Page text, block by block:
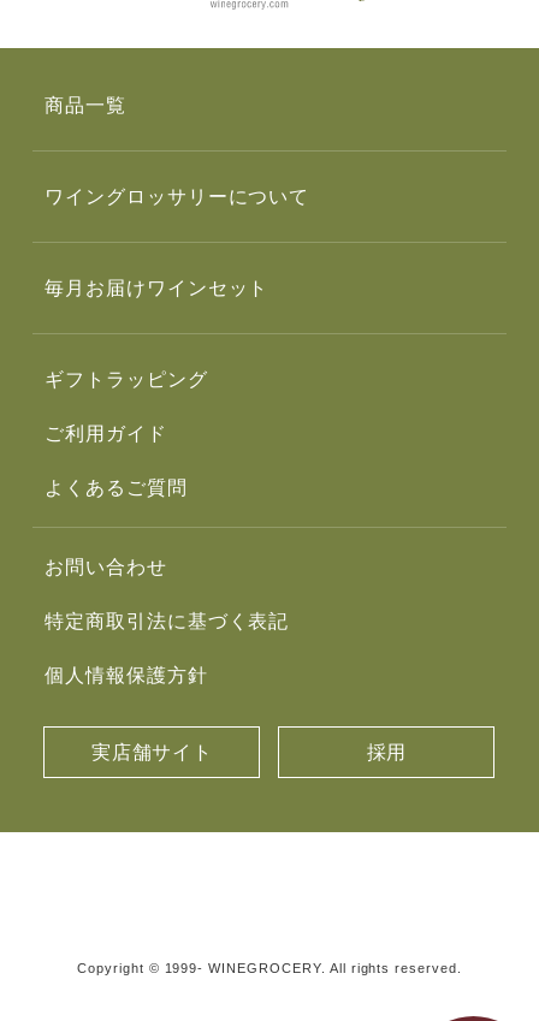
商品一覧
ワイングロッサリーについて
毎月お届けワインセット
ギフトラッピング
ご利用ガイド
よくあるご質問
お問い合わせ
特定商取引法に基づく表記
個人情報保護方針
実店舗サイト 採用
Copyright © 1999- WINEGROCERY. All rights reserved.